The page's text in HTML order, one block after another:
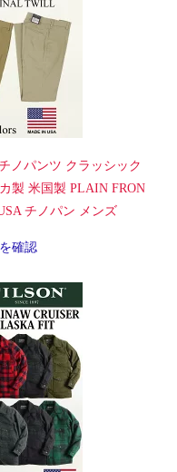
ノパンツ クラッシック
製 米国製 PLAIN FRON
チノパン メンズ
確認